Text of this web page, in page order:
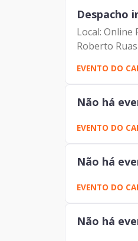
Despacho
Local: Online
Roberto
EVENTO DO
Não há
EVENTO DO
Não há
EVENTO DO
Não há